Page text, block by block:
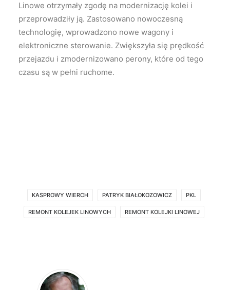
Linowe otrzymały zgodę na modernizację kolei i
przeprowadziły ją. Zastosowano nowoczesną
technologię, wprowadzono nowe wagony i
elektroniczne sterowanie. Zwiększyła się prędkość
przejazdu i zmodernizowano perony, które od tego
czasu są w pełni ruchome.
KASPROWY WIERCH PATRYK BIAŁOKOZOWICZ PKL
REMONT KOLEJEK LINOWYCH REMONT KOLEJKI LINOWEJ